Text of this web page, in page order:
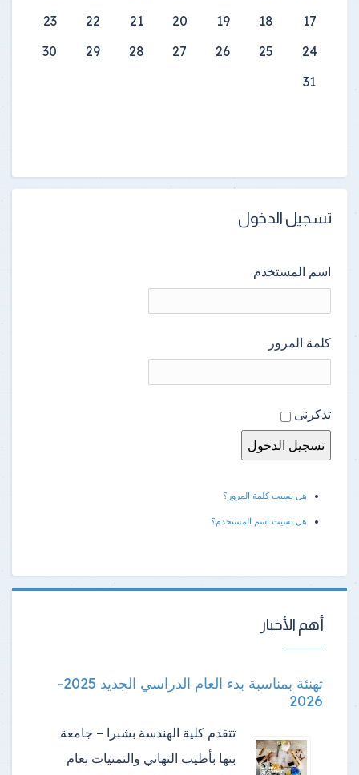
17
18
19
20
21
22
23
24
25
26
27
28
29
30
31
تسجيل الدخول
اسم المستخدم
كلمة المرور
تذكرنى
هل نسيت كلمة المرور؟
هل نسيت اسم المستخدم؟
أهم الأخبار
تهنئة بمناسبة بدء العام الدراسي الجديد 2025-
2026
تتقدم كلية الهندسة بشبرا – جامعة
بنها بأطيب التهاني والتمنيات بعام